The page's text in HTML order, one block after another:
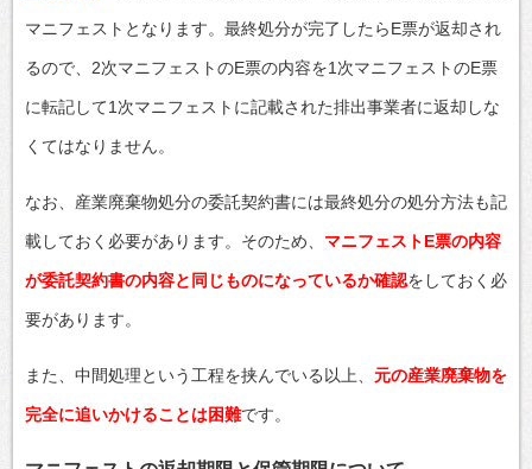
マニフェストとなります。最終処分が完了したらE票が返却され
るので、2次マニフェストのE票の内容を1次マニフェストのE票
に転記して1次マニフェストに記載された排出事業者に返却しな
くてはなりません。
なお、産業廃棄物処分の委託契約書には最終処分の処分方法も記
載しておく必要があります。そのため、 マニフェストE票の内容
が委託契約書の内容と同じものになっているか確認をしておく必
要があります。
また、中間処理という工程を挟んでいる以上、 元の産業廃棄物を
完全に追いかけることは困難です。